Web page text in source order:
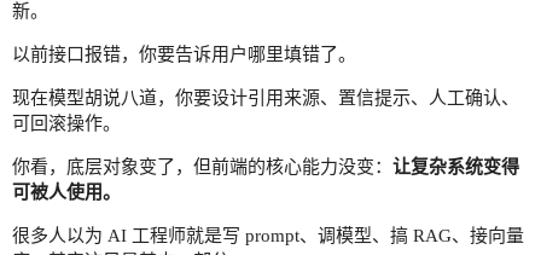
新。
以前接口报错，你要告诉用户哪里填错了。
现在模型胡说八道，你要设计引用来源、置信提示、人工确认、
可回滚操作。
你看，底层对象变了，但前端的核心能力没变： 让复杂系统变得
可被人使用。
很多人以为 AI 工程师就是写 prompt、调模型、搞 RAG、接向量